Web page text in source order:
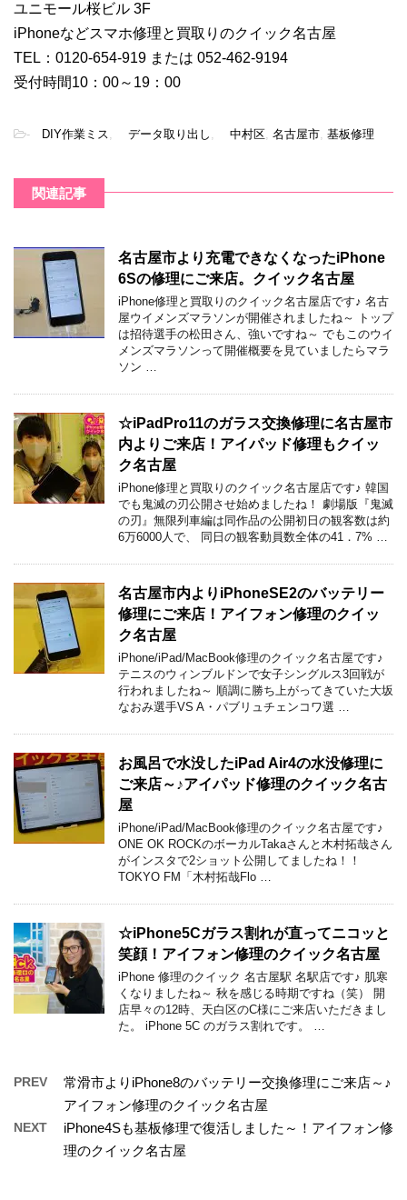
ユニモール桜ビル 3F
iPhoneなどスマホ修理と買取りのクイック名古屋
TEL：0120-654-919 または 052-462-9194
受付時間10：00～19：00
- DIY作業ミス, データ取り出し , 中村区, 名古屋市, 基板修理
関連記事
名古屋市より充電できなくなったiPhone
6Sの修理にご来店。クイック名古屋
iPhone修理と買取りのクイック名古屋店です♪ 名古
屋ウイメンズマラソンが開催されましたね～ トップ
は招待選手の松田さん、強いですね～ でもこのウイ
メンズマラソンって開催概要を見ていましたらマラ
ソン …
☆iPadPro11のガラス交換修理に名古屋市
内よりご来店！アイパッド修理もクイッ
ク名古屋
iPhone修理と買取りのクイック名古屋店です♪ 韓国
でも鬼滅の刃公開させ始めましたね！ 劇場版『鬼滅
の刃』無限列車編は同作品の公開初日の観客数は約
6万6000人で、 同日の観客動員数全体の41．7% …
名古屋市内よりiPhoneSE2のバッテリー
修理にご来店！アイフォン修理のクイッ
ク名古屋
iPhone/iPad/MacBook修理のクイック名古屋です♪
テニスのウィンブルドンで女子シングルス3回戦が
行われましたね～ 順調に勝ち上がってきていた大坂
なおみ選手VS A・パブリュチェンコワ選 …
お風呂で水没したiPad Air4の水没修理に
ご来店～♪アイパッド修理のクイック名古
屋
iPhone/iPad/MacBook修理のクイック名古屋です♪
ONE OK ROCKのボーカルTakaさんと木村拓哉さん
がインスタで2ショット公開してましたね！！
TOKYO FM「木村拓哉Flo …
☆iPhone5Cガラス割れが直ってニコッと
笑顔！アイフォン修理のクイック名古屋
iPhone 修理のクイック 名古屋駅 名駅店です♪ 肌寒
くなりましたね～ 秋を感じる時期ですね（笑） 開
店早々の12時、天白区のC様にご来店いただきまし
た。 iPhone 5C のガラス割れです。 …
PREV
常滑市よりiPhone8のバッテリー交換修理にご来店～♪
アイフォン修理のクイック名古屋
NEXT
iPhone4Sも基板修理で復活しました～！アイフォン修
理のクイック名古屋